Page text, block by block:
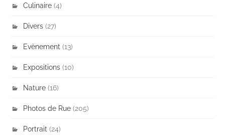
Culinaire (4)
Divers (27)
Evènement (13)
Expositions (10)
Nature (16)
Photos de Rue (205)
Portrait (24)